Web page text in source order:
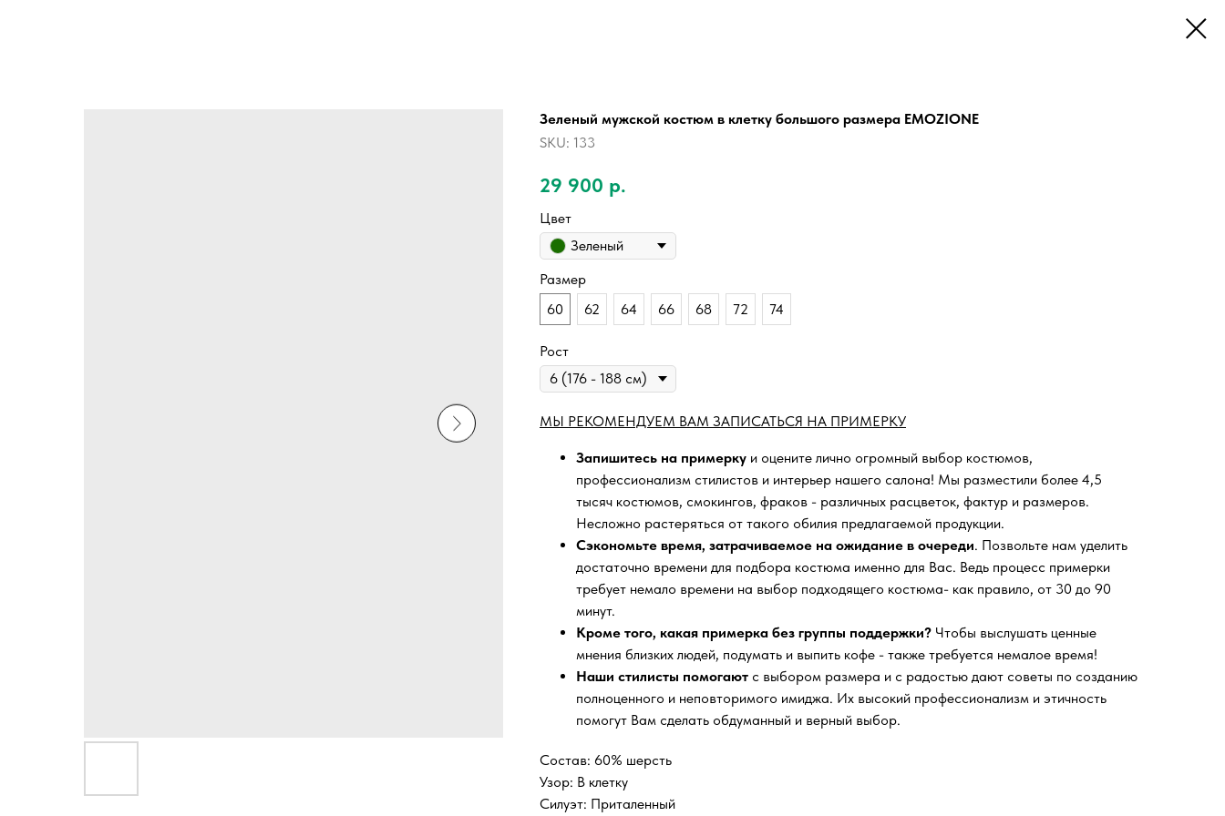
Зеленый мужской костюм в клетку большого размера EMOZIONE
SKU: 133
29 900 р.
Цвет
Зеленый
Размер
60
62 64 66 68 72 74
Рост
МЫ РЕКОМЕНДУЕМ ВАМ ЗАПИСАТЬСЯ НА ПРИМЕРКУ
Запишитесь на примерку и оцените лично огромный выбор костюмов,
профессионализм стилистов и интерьер нашего салона! Мы разместили более 4,5
тысяч костюмов, смокингов, фраков - различных расцветок, фактур и размеров.
Несложно растеряться от такого обилия предлагаемой продукции.
Сэкономьте время, затрачиваемое на ожидание в очереди. Позвольте нам уделить
достаточно времени для подбора костюма именно для Вас. Ведь процесс примерки
требует немало времени на выбор подходящего костюма- как правило, от 30 до 90
минут.
Кроме того, какая примерка без группы поддержки? Чтобы выслушать ценные
мнения близких людей, подумать и выпить кофе - также требуется немалое время!
Наши стилисты помогают с выбором размера и с радостью дают советы по созданию
полноценного и неповторимого имиджа. Их высокий профессионализм и этичность
помогут Вам сделать обдуманный и верный выбор.
Состав: 60% шерсть
Узор: В клетку
Силуэт: Приталенный